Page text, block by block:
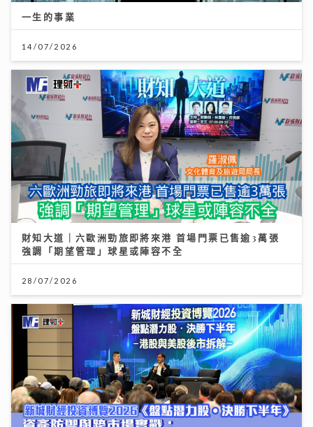
一生的事業
14/07/2026
財知大道｜六歐洲勁旅即將來港 首場門票已售逾3萬張
強調「期望管理」球星或陣容不全
28/07/2026